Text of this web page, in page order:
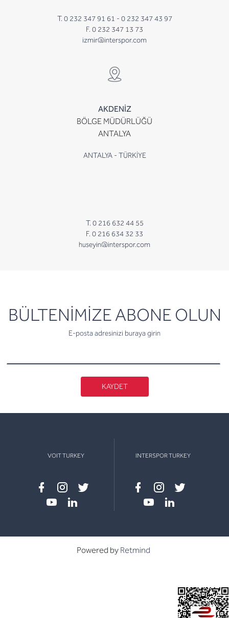
T. 0 232 347 91 61 - 0 232 347 43 97
F. 0 232 347 13 73
izmir@interspor.com
AKDENİZ
BÖLGE MÜDÜRLÜĞÜ
ANTALYA
ANTALYA - TÜRKİYE
T. 0 216 632 44 55
F. 0 216 634 32 33
huseyin@interspor.com
BÜLTENİMİZE ABONE OLUN
E-posta adresinizi buraya girin
newsletter
KAYDET
VOIT TURKEY
Facebook
instagram
twitter
INTERSPOR TURKEY
Facebook
instagram
twitter
Powered by Retmind